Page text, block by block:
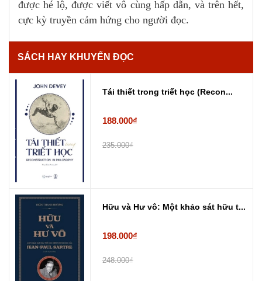
được hé lộ, được viết vô cùng hấp dẫn, và trên hết,
cực kỳ truyền cảm hứng cho người đọc.
SÁCH HAY KHUYẾN ĐỌC
Tái thiết trong triết học (Recon...
188.000₫
235.000₫
Hữu và Hư vô: Một khảo sát hữu t...
198.000₫
248.000₫